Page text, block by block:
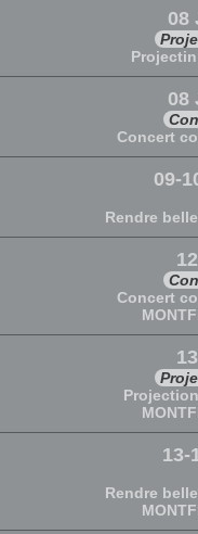
08
08
Concert
09-
Rendre
Concert
13-
Rendre